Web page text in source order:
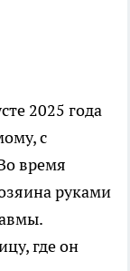
2025 года
с
время
руками
где он